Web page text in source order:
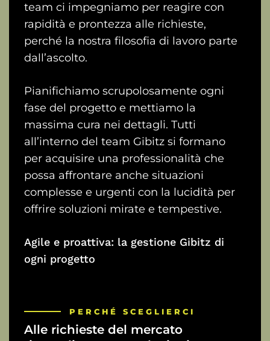
team ci impegniamo per reagire con
rapidità e prontezza alle richieste,
perché la nostra filosofia di lavoro parte
dall’ascolto.
Pianifichiamo scrupolosamente ogni
fase del progetto e mettiamo la
massima cura nei dettagli. Tutti
all’interno del team Gibitz si formano
per acquisire una professionalità che
possa affrontare anche situazioni
complesse e urgenti con la lucidità per
offrire soluzioni mirate e tempestive.
Agile e proattiva: la gestione Gibitz di
ogni progetto
PERCHÉ SCEGLIERCI
Alle richieste del mercato